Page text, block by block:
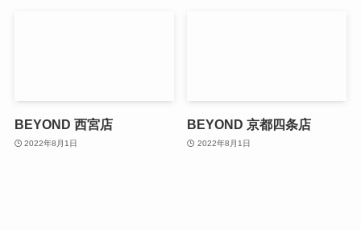
BEYOND 西宮店
2022年8月1日
BEYOND 京都四条店
2022年8月1日